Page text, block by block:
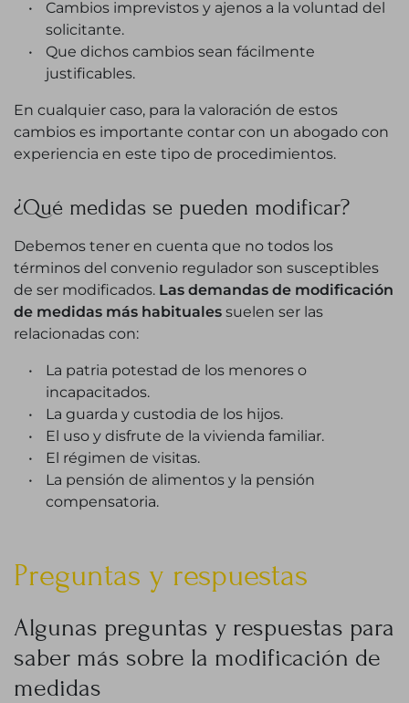
Cambios imprevistos y ajenos a la voluntad del
solicitante.
Que dichos cambios sean fácilmente
justificables.
En cualquier caso, para la valoración de estos
cambios es importante contar con un abogado con
experiencia en este tipo de procedimientos.
¿Qué medidas se pueden modificar?
Debemos tener en cuenta que no todos los
términos del convenio regulador son susceptibles
de ser modificados. Las demandas de modificación
de medidas más habituales suelen ser las
relacionadas con:
La patria potestad de los menores o
incapacitados.
La guarda y custodia de los hijos.
El uso y disfrute de la vivienda familiar.
El régimen de visitas.
La pensión de alimentos y la pensión
compensatoria.
Preguntas y respuestas
Algunas preguntas y respuestas para
saber más sobre la modificación de
medidas